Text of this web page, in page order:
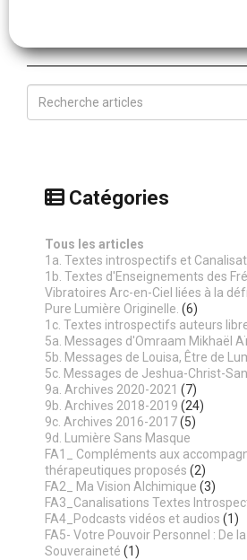
Catégories
Tous les articles
1a. Textes introspectifs et
1b. Textes d'Enseignements des
Vibratoires Arc-en-Ciel liées à la
Pure Lumière Originelle. (6)
1c. Textes introspectifs auteurs
5a. Messages d'Omraam Mikhaël
5b. Messages de Louisa, Être de
5c. Messages de Jeshua-Christ-
9a. Archives 2020-2021 (7)
9b. Archives 2018-2019 (24)
9c. Archives 2016-2017(5)
9d. Lumière Sans Masque
FA1_ Compléments aux
thérapeutiques proposés (2)
FA2_ Ma Vision Alchimique (3)
FA3_Canalisations Textes
FA4_Podcasts vidéos et audios (1)
FA5- Votre Pouvoir Personnel : De
Souveraineté (1)